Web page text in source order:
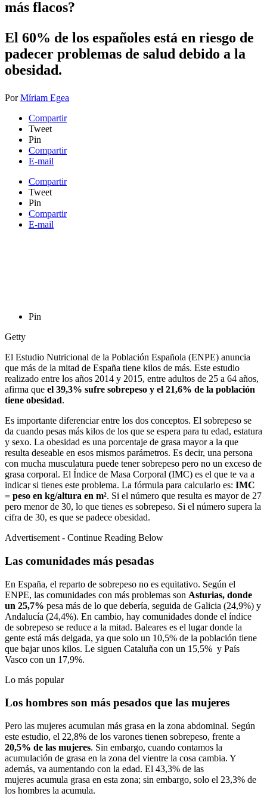
más flacos?
El 60% de los españoles está en riesgo de
padecer problemas de salud debido a la
obesidad.
PorMíriam Egea
Compartir
Tweet
Pin
Compartir
E-mail
Compartir
Tweet
Pin
Compartir
E-mail
Pin
Getty
El Estudio Nutricional de la Población Española (ENPE) anuncia
que más de la mitad de España tiene kilos de más. Este estudio
realizado entre los años 2014 y 2015, entre adultos de 25 a 64 años,
afirma que el 39,3% sufre sobrepeso y el 21,6% de la población
tiene obesidad.
Es importante diferenciar entre los dos conceptos. El sobrepeso se
da cuando pesas más kilos de los que se espera para tu edad, estatura
y sexo. La obesidad es una porcentaje de grasa mayor a la que
resulta deseable en esos mismos parámetros. Es decir, una persona
con mucha musculatura puede tener sobrepeso pero no un exceso de
grasa corporal. El Índice de Masa Corporal (IMC) es el que te va a
indicar si tienes este problema. La fórmula para calcularlo es: IMC
= peso en kg/altura en m². Si el número que resulta es mayor de 27
pero menor de 30, lo que tienes es sobrepeso. Si el número supera la
cifra de 30, es que se padece obesidad.
Advertisement - Continue Reading Below
Las comunidades más pesadas
En España, el reparto de sobrepeso no es equitativo. Según el
ENPE, las comunidades con más problemas son Asturias, donde
un 25,7% pesa más de lo que debería, seguida de Galicia (24,9%) y
Andalucía (24,4%). En cambio, hay comunidades donde el índice
de sobrepeso se reduce a la mitad. Baleares es el lugar donde la
gente está más delgada, ya que solo un 10,5% de la población tiene
que bajar unos kilos. Le siguen Cataluña con un 15,5% y País
Vasco con un 17,9%.
Lo más popular
Los hombres son más pesados que las mujeres
Pero las mujeres acumulan más grasa en la zona abdominal. Según
este estudio, el 22,8% de los varones tienen sobrepeso, frente a
20,5% de las mujeres. Sin embargo, cuando contamos la
acumulación de grasa en la zona del vientre la cosa cambia. Y
además, va aumentando con la edad. El 43,3% de las
mujeres acumula grasa en esta zona; sin embargo, solo el 23,3% de
los hombres la acumula.